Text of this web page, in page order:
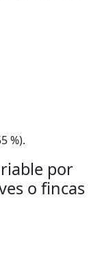
%).
por
o fincas